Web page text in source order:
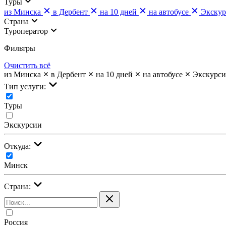
из Минска
в Дербент на 10 дней на автобусе
Страна
Туроператор
Фильтры
Очистить всё
из Минска
в Дербент на 10 дней на автобусе
Тип услуги:
Туры
Экскурсии
Откуда:
Минск
Страна:
Россия